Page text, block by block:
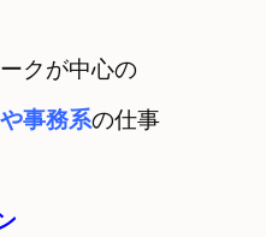
ークが中心の
事務系の仕事